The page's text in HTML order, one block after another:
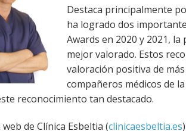
Destaca principalmente
ha logrado dos
Awards en 2020 y 2021,
mejor valorado. Estos
valoración positiva de
compañeros médicos de
reconocimiento tan destacado.
de Clínica Esbeltia (clinicaesbeltia.es